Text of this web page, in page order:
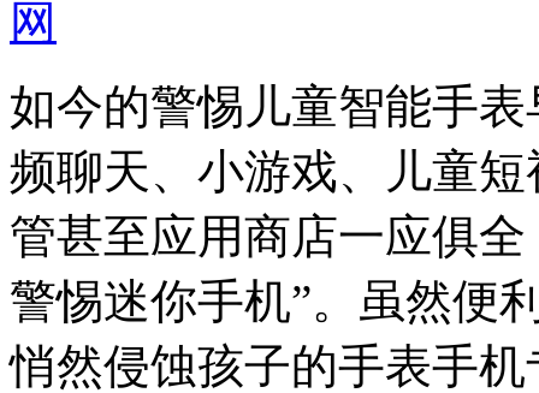
网
如今的警惕儿童智能手
频聊天、小游戏、儿童
管甚至应用商店一应俱
警惕迷你手机”。虽然便
悄然侵蚀孩子的手表手